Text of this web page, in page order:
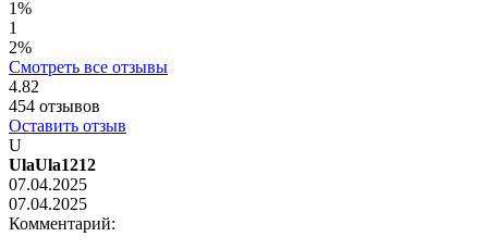
1%
1
2%
Смотреть все отзывы
4.82
454 отзывов
Оставить отзыв
U
UlaUla1212
07.04.2025
07.04.2025
Комментарий: